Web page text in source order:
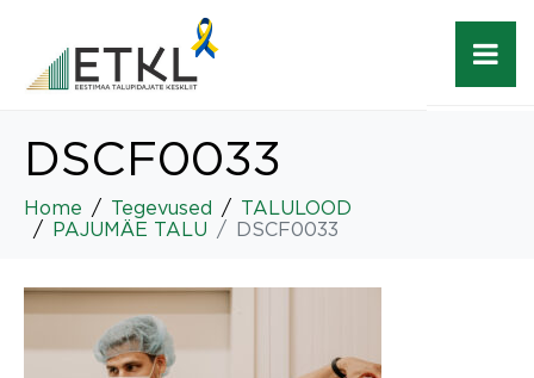
DSCF0033
Home Tegevused
TALULOOD
PAJUMÄE TALU
DSCF0033